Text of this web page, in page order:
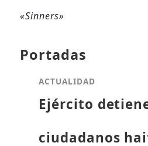
«Sinners»
Portadas
ACTUALIDAD
Ejército
ciudadanos